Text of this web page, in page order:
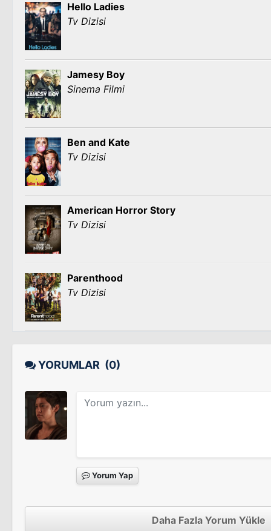
Hello Ladies
Tv Dizisi
Jamesy Boy
Sinema Filmi
Ben and Kate
Tv Dizisi
American Horror Story
Tv Dizisi
Parenthood
Tv Dizisi
YORUMLAR (0)
Yorum Yap
Daha Fazla Yorum Yükle